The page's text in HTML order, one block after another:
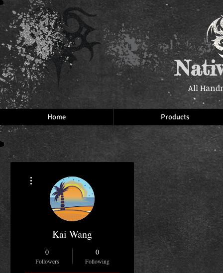
All
Home Products
Kai Wang
0
Followers
0
Following